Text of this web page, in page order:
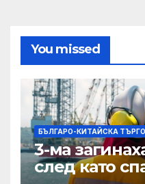
You missed
БЪЛГАРО-КИТАЙСКА
3-ма
след като